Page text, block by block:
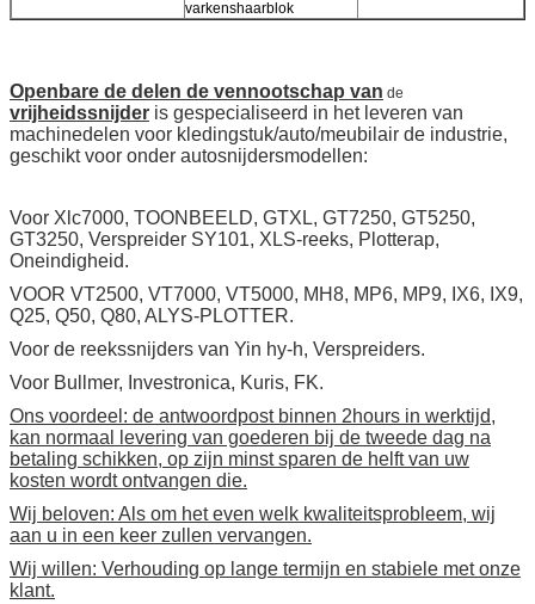
varkenshaarblok
Openbare de delen de vennootschap van de
vrijheidssnijder is gespecialiseerd in het leveren van
machinedelen voor kledingstuk/auto/meubilair de industrie,
geschikt voor onder autosnijdersmodellen:
Voor Xlc7000, TOONBEELD, GTXL, GT7250, GT5250,
GT3250, Verspreider SY101, XLS-reeks, Plotterap,
Oneindigheid.
VOOR VT2500, VT7000, VT5000, MH8, MP6, MP9, IX6, IX9,
Q25, Q50, Q80, ALYS-PLOTTER.
Voor de reekssnijders van Yin hy-h, Verspreiders.
Voor Bullmer, Investronica, Kuris, FK.
Ons voordeel: de antwoordpost binnen 2hours in werktijd,
kan normaal levering van goederen bij de tweede dag na
betaling schikken, op zijn minst sparen de helft van uw
kosten wordt ontvangen die.
Wij beloven: Als om het even welk kwaliteitsprobleem, wij
aan u in een keer zullen vervangen.
Wij willen: Verhouding op lange termijn en stabiele met onze
klant.